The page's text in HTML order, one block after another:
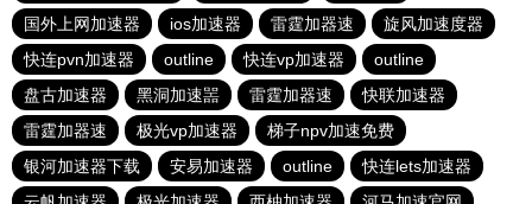
国外上网加速器
ios加速器 雷霆加器速
旋风加速度器
快连pvn加速器
outline 快连vp加速器
outline
盘古加速器
黑洞加速噐 雷霆加器速
快联加速器
雷霆加器速
极光vp加速器
梯子npv加速免费
银河加速器下载
安易加速器 outline
快连lets加速器